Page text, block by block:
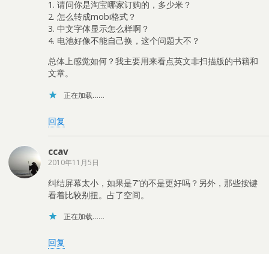
1. 请问你是淘宝哪家订购的，多少米？
2. 怎么转成mobi格式？
3. 中文字体显示怎么样啊？
4. 电池好像不能自己换，这个问题大不？
总体上感觉如何？我主要用来看点英文非扫描版的书籍和
文章。
正在加载……
回复
ccav
2010年11月5日
纠结屏幕太小，如果是7”的不是更好吗？另外，那些按键
看着比较别扭。占了空间。
正在加载……
回复